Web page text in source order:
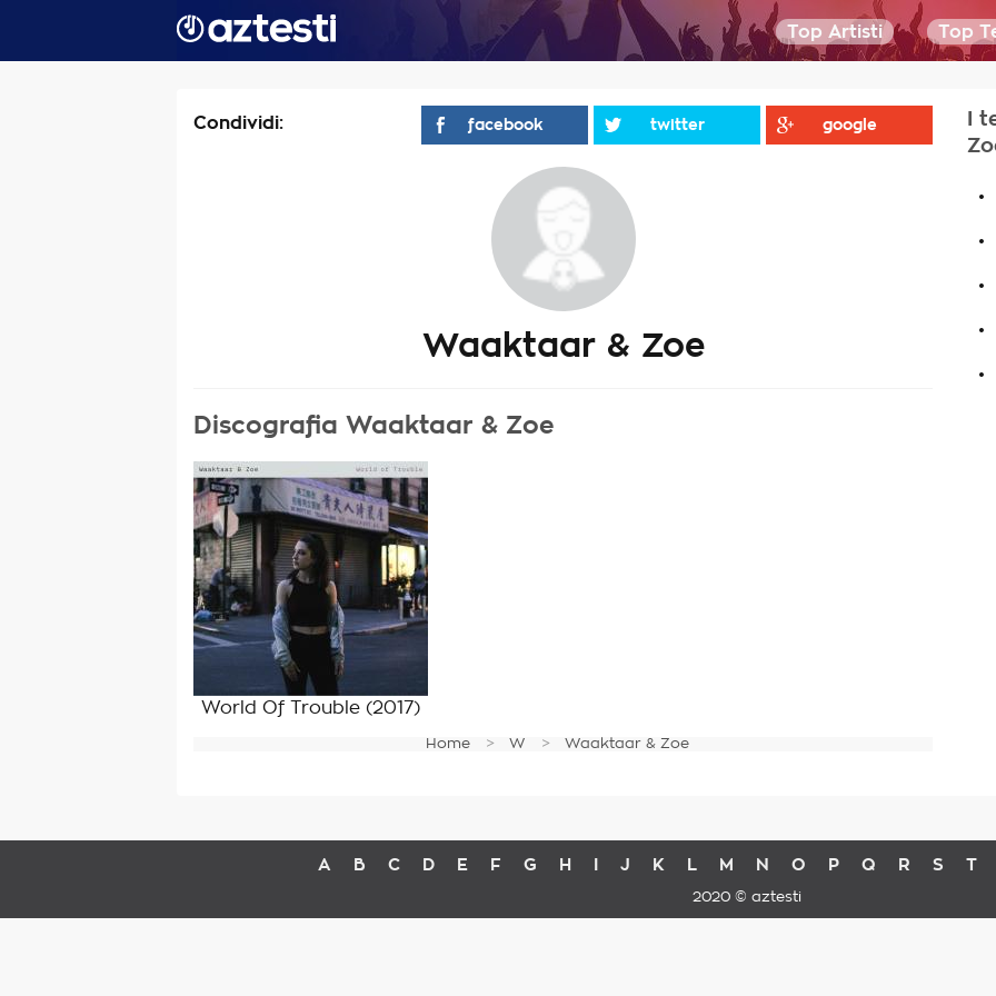
Top Artisti Top
Condividi: facebook twitter google
Waaktaar & Zoe
Discografia Waaktaar & Zoe
World Of Trouble (2017)
Home W Waaktaar & Zoe
I
.
.
.
.
.
A B C D E F G H I J K L M N O P Q R S T
2020 © aztesti